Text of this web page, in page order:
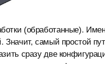
(обработанные).
Значит, самый простой
сразу две